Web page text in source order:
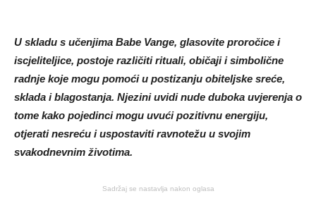
U skladu s učenjima Babe Vange, glasovite proročice i
iscjeliteljice, postoje različiti rituali, običaji i simbolične
radnje koje mogu pomoći u postizanju obiteljske sreće,
sklada i blagostanja. Njezini uvidi nude duboka uvjerenja o
tome kako pojedinci mogu uvući pozitivnu energiju,
otjerati nesreću i uspostaviti ravnotežu u svojim
svakodnevnim životima.
Sadržaj se nastavlja nakon oglasa